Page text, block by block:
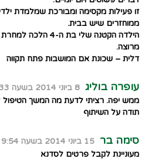
זו פעילות מקסימה ומבורכת שמלמדת
ממוחזרים שיש בבית.
הילדה הקטנה שלי
מרוצה.
דלית – שכונת אם המושבות פתח תקווה
עופרה בוליג 8 ביוני 2014 בשעה 18:33
ממש יפה. רציתי לדעת מה המשך הטיפול
תודה על השיתוף
סימה בר 15 ביוני 2014 בשעה 9:54
מעוניינת לקבל פרטים לסדנא